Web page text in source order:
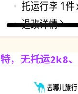
，无托运2k8